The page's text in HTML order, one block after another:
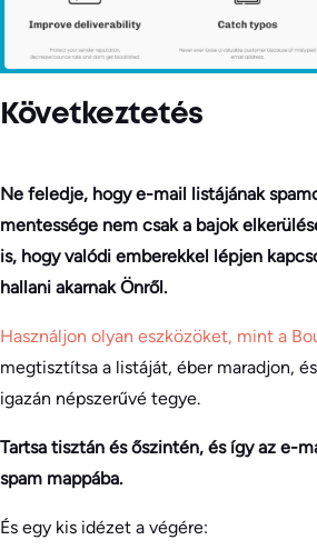
Következtetés
Ne feledje, hogy e-mail listájának
mentessége nem csak a bajok
is, hogy valódi emberekkel lépjen
hallani akarnak Önről.
Használjon olyan eszközöket, mint a
megtisztítsa a listáját, éber maradjon,
igazán népszerűvé tegye.
Tartsa tisztán és őszintén, és így az e-
spam mappába.
És egy kis idézet a végére: